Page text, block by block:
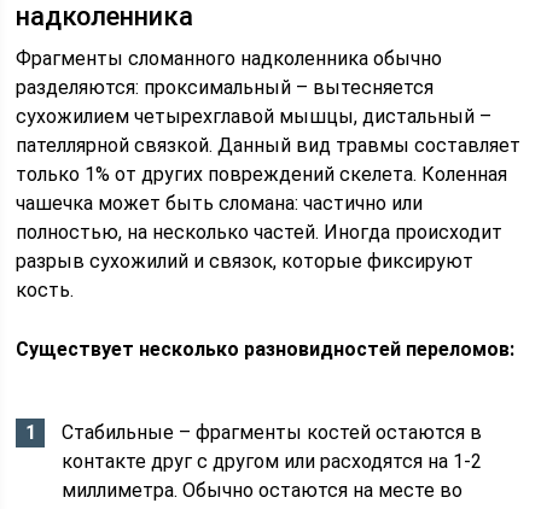
надколенника
Фрагменты сломанного надколенника обычно
разделяются: проксимальный – вытесняется
сухожилием четырехглавой мышцы, дистальный –
пателлярной связкой. Данный вид травмы составляет
только 1% от других повреждений скелета. Коленная
чашечка может быть сломана: частично или
полностью, на несколько частей. Иногда происходит
разрыв сухожилий и связок, которые фиксируют
кость.
Существует несколько разновидностей переломов:
Стабильные – фрагменты костей остаются в
контакте друг с другом или расходятся на 1-2
миллиметра. Обычно остаются на месте во